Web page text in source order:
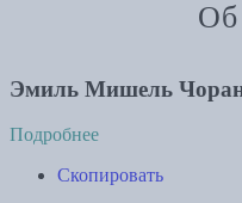
Об
Эмиль Мишель
Подробнее
Скопировать